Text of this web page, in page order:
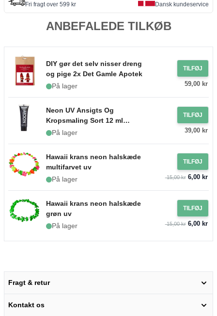
Fri fragt over 599 kr
Dansk kundeservice
ANBEFALEDE TILKØB
DIY gør det selv nisser dreng
og pige 2x Det Gamle Apotek
På lager
TILFØJ
59,00 kr
Neon UV Ansigts Og
Kropsmaling Sort 12 ml
Moon Creations
På lager
TILFØJ
39,00 kr
Hawaii krans neon halskæde
multifarvet uv
På lager
TILFØJ
15,00 kr6,00 kr
Hawaii krans neon halskæde
grøn uv
På lager
TILFØJ
15,00 kr6,00 kr
Fragt & retur
Kontakt os